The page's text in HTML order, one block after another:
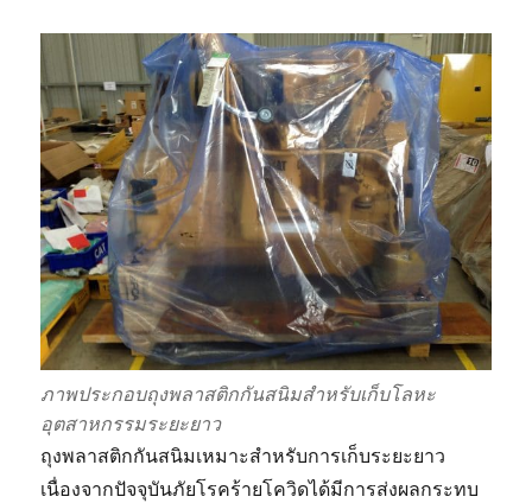
สนิม
ป้องกัน
สนิม
ได้
ดี
กว่า
ภาพประกอบถุงพลาสติกกันสนิมสำหรับเก็บโลหะ
อุตสาหกรรมระยะยาว
ถุงพลาสติกกันสนิมเหมาะสำหรับการเก็บระยะยาว
เนื่องจากปัจจุบันภัยโรคร้ายโควิดได้มีการส่งผลกระทบ